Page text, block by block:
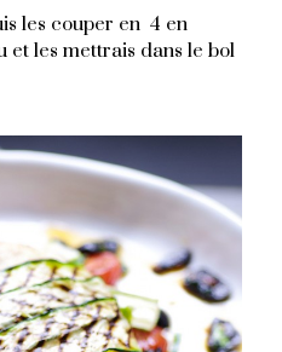
les couper en 4 en
et les mettrais dans le bol